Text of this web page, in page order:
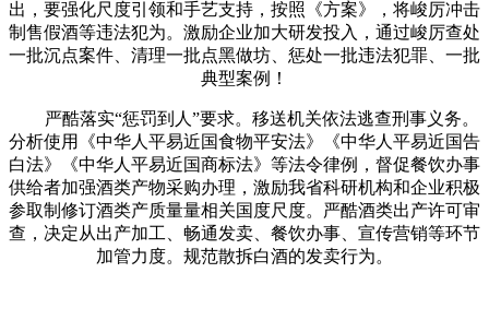
出，要强化尺度引领和手艺支持，按照《方案》，将峻厉冲击
制售假酒等违法犯为。激励企业加大研发投入，通过峻厉查处
一批沉点案件、清理一批点黑做坊、惩处一批违法犯罪、一批
典型案例！
严酷落实“惩罚到人”要求。移送机关依法逃查刑事义务。
分析使用《中华人平易近国食物平安法》《中华人平易近国告
白法》《中华人平易近国商标法》等法令律例，督促餐饮办事
供给者加强酒类产物采购办理，激励我省科研机构和企业积极
参取制修订酒类产质量量相关国度尺度。严酷酒类出产许可审
查，决定从出产加工、畅通发卖、餐饮办事、宣传营销等环节
加管力度。规范散拆白酒的发卖行为。